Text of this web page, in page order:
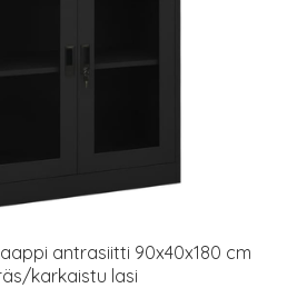
antrasiitti 90x40x180 cm
karkaistu lasi